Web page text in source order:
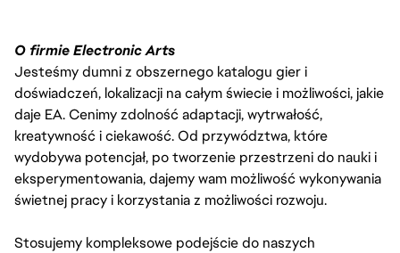
O firmie Electronic Arts
Jesteśmy dumni z obszernego katalogu gier i
doświadczeń, lokalizacji na całym świecie i możliwości, jakie
daje EA. Cenimy zdolność adaptacji, wytrwałość,
kreatywność i ciekawość. Od przywództwa, które
wydobywa potencjał, po tworzenie przestrzeni do nauki i
eksperymentowania, dajemy wam możliwość wykonywania
świetnej pracy i korzystania z możliwości rozwoju.
Stosujemy kompleksowe podejście do naszych